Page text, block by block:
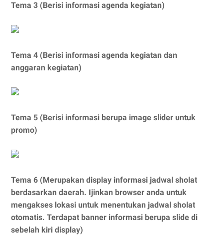
Tema 3 (Berisi informasi agenda kegiatan)
Tema 4 (Berisi informasi agenda kegiatan dan
anggaran kegiatan)
Tema 5 (Berisi informasi berupa image slider untuk
promo)
Tema 6 (Merupakan display informasi jadwal sholat
berdasarkan daerah. Ijinkan browser anda untuk
mengakses lokasi untuk menentukan jadwal sholat
otomatis. Terdapat banner informasi berupa slide di
sebelah kiri display)